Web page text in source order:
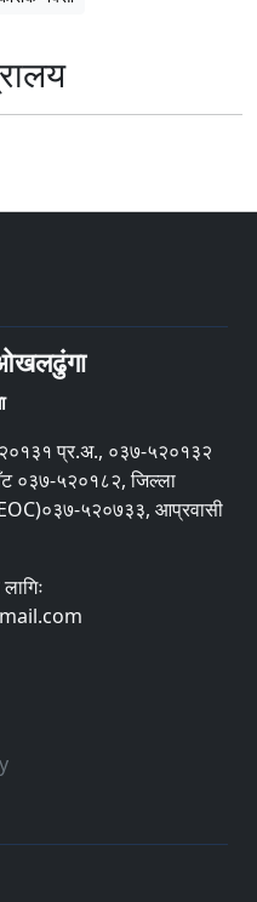
प्र.अ., ०३७-५२०१३२
०३७-५२०१८२, जिल्ला
५२०७३३, आप्रवासी